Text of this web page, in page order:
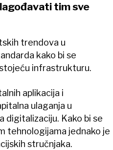
tim sve
trendova u
kako bi se
infrastrukturu.
aplikacija i
ulaganja u
digitalizaciju. Kako bi se
tehnologijama jednako je
stručnjaka.